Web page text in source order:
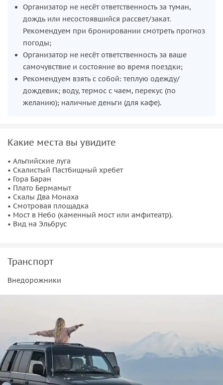
Организатор не несёт ответственность за туман,
дождь или несостоявшийся рассвет/закат.
Рекомендуем при бронировании смотреть прогноз
погоды;
Организатор не несёт ответственность за ваше
самочувствие и состояние во время поездки;
Рекомендуем взять с собой: теплую одежду/
дождевик; воду, термос с чаем, перекус (по
желанию); наличные деньги (для кафе).
Какие места вы увидите
• Альпийские луга
• Скалистый Пастбищный хребет
• Гора Баран
• Плато Бермамыт
• Скалы Два Монаха
• Смотровая площадка
• Мост в Небо (каменный мост или амфитеатр).
• Вид на Эльбрус
Транспорт
Внедорожники